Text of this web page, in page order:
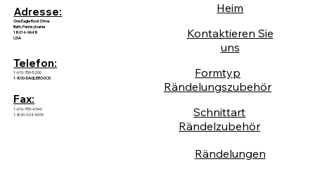
Adresse:
One Eagle Rock Drive.
Bath, Pennsylvania
18014-9648
USA
Telefon:
1-610-759-5200
1-800-EAGLEROOCK
Fax:
1-610-759-4340
1-800-324-5376
Heim
Kontaktieren Sie
uns
Formtyp
Rändelungszubehör
Schnittart
Rändelzubehör
Rändelungen